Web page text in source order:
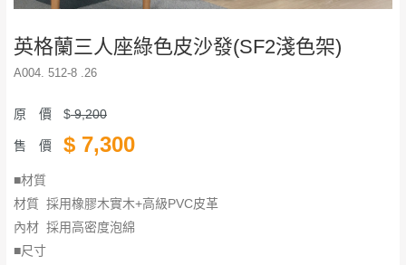
英格蘭三人座綠色皮沙發(SF2淺色架)
A004. 512-8 .26
原 價 $9,200
售 價 $ 7,300
■材質
材質 採用橡膠木實木+高級PVC皮革
內材 採用高密度泡綿
■尺寸